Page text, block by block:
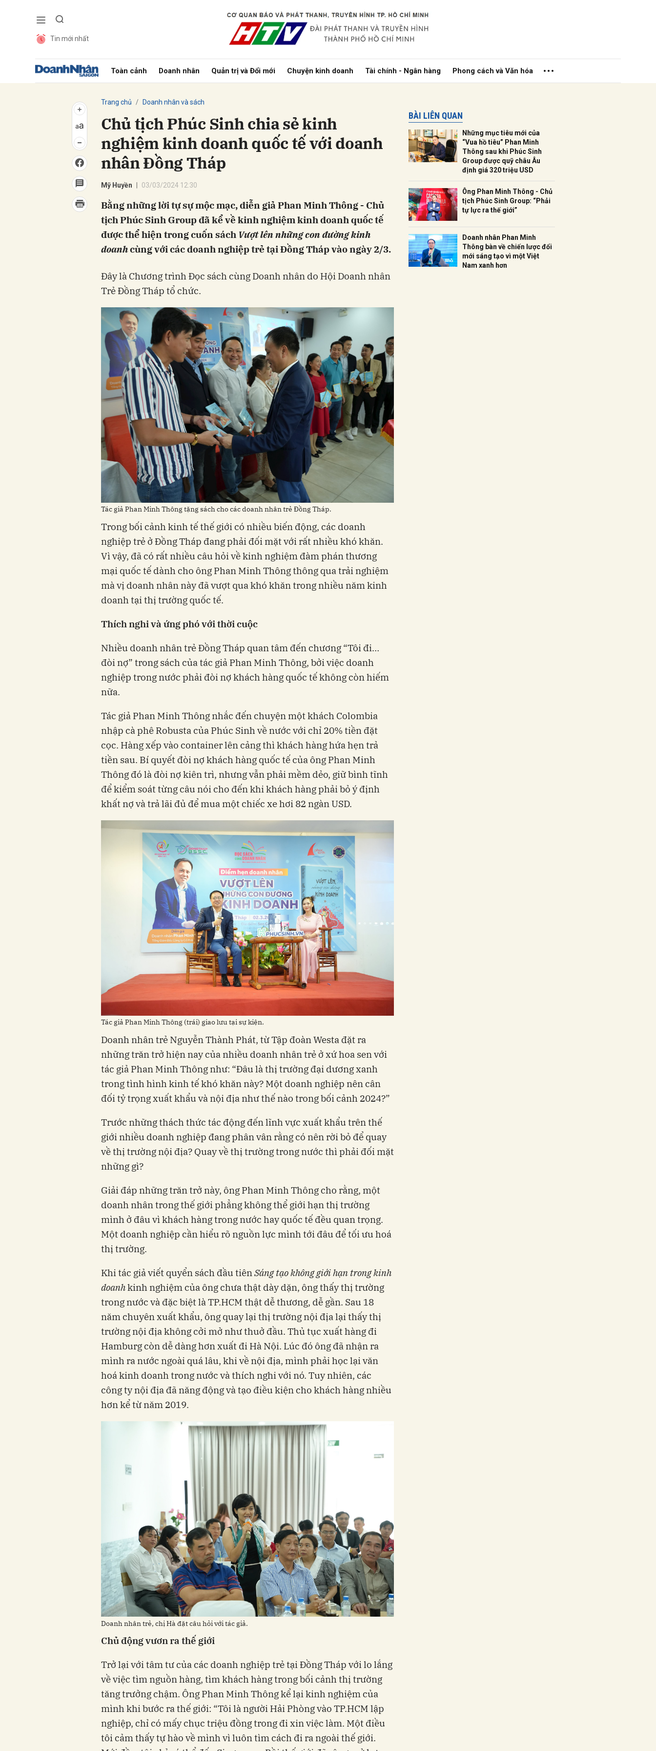
Tin mới nhất
Toàn cảnh Doanh nhân Quản trị và Đổi mới Chuyện kinh doanh Tài chính - Ngân hàng Phong cách và Văn hóa
Trang chủ Doanh nhân và sách
Chủ tịch Phúc Sinh chia sẻ kinh
nghiệm kinh doanh quốc tế với doanh
nhân Đồng Tháp
Mỹ Huyền 03/03/2024 12:30
Bằng những lời tự sự mộc mạc, diễn giả Phan Minh Thông - Chủ
tịch Phúc Sinh Group đã kể về kinh nghiệm kinh doanh quốc tế
được thể hiện trong cuốn sách Vượt lên những con đường kinh
doanhcùng với các doanh nghiệp trẻ tại Đồng Tháp vào ngày 2/3.
Đây là Chương trình Đọc sách cùng Doanh nhân do Hội Doanh nhân
Trẻ Đồng Tháp tổ chức.
Tác giả Phan Minh Thông tặng sách cho các doanh nhân trẻ Đồng Tháp.
Trong bối cảnh kinh tế thế giới có nhiều biến động, các doanh
nghiệp trẻ ở Đồng Tháp đang phải đối mặt với rất nhiều khó khăn.
Vì vậy, đã có rất nhiều câu hỏi về kinh nghiệm đàm phán thương
mại quốc tế dành cho ông Phan Minh Thông thông qua trải nghiệm
mà vị doanh nhân này đã vượt qua khó khăn trong nhiều năm kinh
doanh tại thị trường quốc tế.
Thích nghi và ứng phó với thời cuộc
Nhiều doanh nhân trẻ Đồng Tháp quan tâm đến chương “Tôi đi…
đòi nợ” trong sách của tác giả Phan Minh Thông, bởi việc doanh
nghiệp trong nước phải đòi nợ khách hàng quốc tế không còn hiếm
nữa.
Tác giả Phan Minh Thông nhắc đến chuyện một khách Colombia
nhập cà phê Robusta của Phúc Sinh về nước với chỉ 20% tiền đặt
cọc. Hàng xếp vào container lên cảng thì khách hàng hứa hẹn trả
tiền sau. Bí quyết đòi nợ khách hàng quốc tế của ông Phan Minh
Thông đó là đòi nợ kiên trì, nhưng vẫn phải mềm dẻo, giữ bình tĩnh
để kiểm soát từng câu nói cho đến khi khách hàng phải bỏ ý định
khất nợ và trả lãi đủ để mua một chiếc xe hơi 82 ngàn USD.
Tác giả Phan Minh Thông (trái) giao lưu tại sự kiện.
Doanh nhân trẻ Nguyễn Thành Phát, từ Tập đoàn Westa đặt ra
những trăn trở hiện nay của nhiều doanh nhân trẻ ở xứ hoa sen với
tác giả Phan Minh Thông như: “Đâu là thị trường đại dương xanh
trong tình hình kinh tế khó khăn này? Một doanh nghiệp nên cân
đối tỷ trọng xuất khẩu và nội địa như thế nào trong bối cảnh 2024?”
Trước những thách thức tác động đến lĩnh vực xuất khẩu trên thế
giới nhiều doanh nghiệp đang phân vân rằng có nên rời bỏ để quay
về thị trường nội địa? Quay về thị trường trong nước thì phải đối mặt
những gì?
Giải đáp những trăn trở này, ông Phan Minh Thông cho rằng, một
doanh nhân trong thế giới phẳng không thể giới hạn thị trường
mình ở đâu vì khách hàng trong nước hay quốc tế đều quan trọng.
Một doanh nghiệp cần hiểu rõ nguồn lực mình tới đâu để tối ưu hoá
thị trường.
Khi tác giả viết quyển sách đầu tiênSáng tạo không giới hạn trong kinh
doanhkinh nghiệm của ông chưa thật dày dặn, ông thấy thị trường
trong nước và đặc biệt là TP.HCM thật dễ thương, dễ gần. Sau 18
năm chuyên xuất khẩu, ông quay lại thị trường nội địa lại thấy thị
trường nội địa không cởi mở như thuở đầu. Thủ tục xuất hàng đi
Hamburg còn dễ dàng hơn xuất đi Hà Nội. Lúc đó ông đã nhận ra
mình ra nước ngoài quá lâu, khi về nội địa, mình phải học lại văn
hoá kinh doanh trong nước và thích nghi với nó. Tuy nhiên, các
công ty nội địa đã năng động và tạo điều kiện cho khách hàng nhiều
hơn kể từ năm 2019.
Doanh nhân trẻ, chị Hà đặt câu hỏi với tác giả.
Chủ động vươn ra thế giới
Trở lại với tâm tư của các doanh nghiệp trẻ tại Đồng Tháp với lo lắng
về việc tìm nguồn hàng, tìm khách hàng trong bối cảnh thị trường
tăng trưởng chậm. Ông Phan Minh Thông kể lại kinh nghiệm của
mình khi bước ra thế giới: “Tôi là người Hải Phòng vào TP.HCM lập
nghiệp, chỉ có mấy chục triệu đồng trong đi xin việc làm. Một điều
tôi cảm thấy tự hào về mình vì luôn tìm cách đi ra ngoài thế giới.
BÀI LIÊN QUAN
Những mục tiêu mới của
“Vua hồ tiêu” Phan Minh
Thông sau khi Phúc Sinh
Group được quỹ châu Âu
định giá 320 triệu USD
Ông Phan Minh Thông - Chủ
tịch Phúc Sinh Group: “Phải
tự lực ra thế giới”
Doanh nhân Phan Minh
Thông bàn về chiến lược đổi
mới sáng tạo vì một Việt
Nam xanh hơn
Gửi